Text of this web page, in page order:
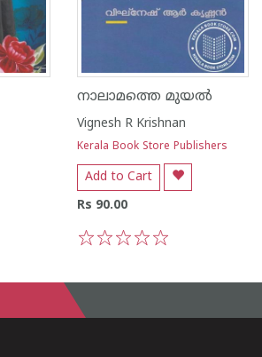
നാലാമത്തെ മുയൽ
Vignesh R Krishnan
Kerala Book Store Publishers
Add to Cart
Rs 90.00